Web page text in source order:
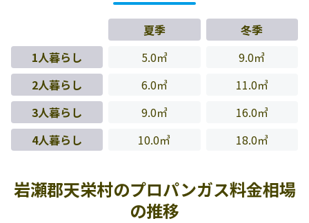
夏季
冬季
1人暮らし
5.0㎥
9.0㎥
2人暮らし
6.0㎥
11.0㎥
3人暮らし
9.0㎥
16.0㎥
4人暮らし
10.0㎥ 18.0㎥
岩瀬郡天栄村のプロパンガス料金相場
の推移